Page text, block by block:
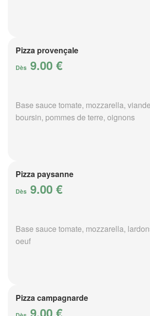
Pizza provençale
Dès 9.00 €
Base sauce tomate, mozzarella,
boursin, pommes de terre, oignons
Pizza paysanne
Dès 9.00 €
Base sauce tomate, mozzarella,
oeuf
Pizza campagnarde
9.00 €